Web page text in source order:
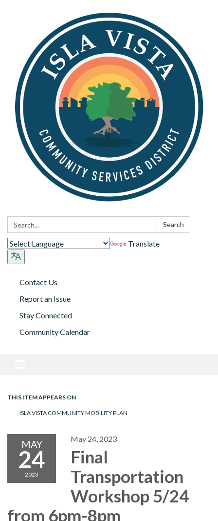
Search: Search
Translate
Contact Us
Report an Issue
Stay Connected
Community Calendar
THIS ITEM APPEARS ON
ISLA VISTA COMMUNITY MOBILITY PLAN
MAY
24
2023
May 24, 2023
Final
Transportation
Workshop 5/24
from 6pm-8pm